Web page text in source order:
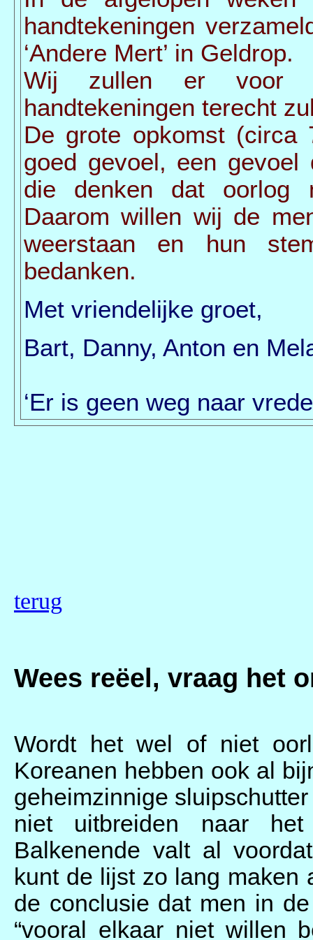
handtekeningen
‘Andere Mert’ in Geldrop.
Wij zullen er voor
handtekeningen terecht
De grote opkomst (circa
goed gevoel, een
die denken dat
Daarom willen wij de
weerstaan en hun
bedanken.
Met vriendelijke groet,
Bart, Danny, Anton en
‘Er is geen weg naar
terug
Wees reëel , vraag het
Wordt het wel of niet
Koreanen hebben ook al
geheimzinnige
niet uitbreiden naar
Balkenende valt al
kunt de lijst zo lang
de conclusie dat men in
“vooral elkaar niet willen